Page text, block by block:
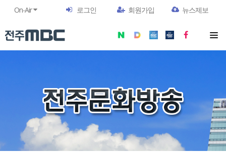
On-Air 로그인 회원가입 뉴스제보